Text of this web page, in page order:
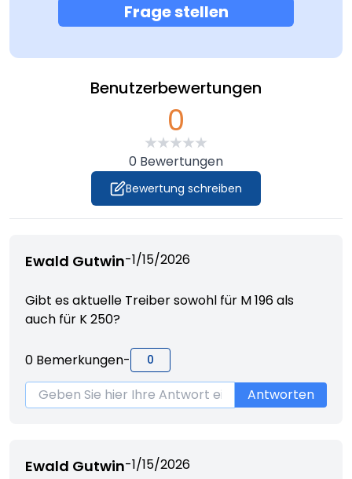
Frage stellen
Benutzerbewertungen
0
0 Bewertungen
Bewertung schreiben
Ewald Gutwin-1/15/2026
Gibt es aktuelle Treiber sowohl für M 196 als
auch für K 250?
0 Bemerkungen- 0
Antworten
Ewald Gutwin-1/15/2026